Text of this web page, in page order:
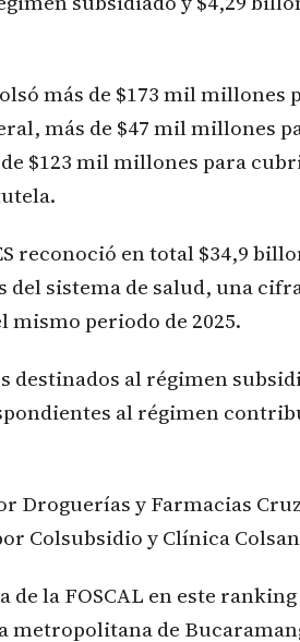
más de $173 mil millones
más de $47 mil millones
$123 mil millones para
reconoció en total $34,9
sistema de salud, una
mismo periodo de 2025.
destinados al régimen
al régimen
Droguerías y Farmacias
Colsubsidio y Clínica
de la FOSCAL en este
metropolitana de